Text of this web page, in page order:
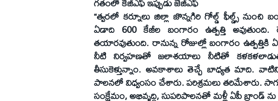
“త్వరలో కర్నూలు జిల్లా జొన్నగిరి గోల్డ్ ఫీల్డ్స్ నుంచి
ఏడాది 600 కేజీల బంగారం ఉత్పత్తి
తయారవుతుంది. రానున్న రోజుల్లో బంగారం
నీటి నిర్వహణతో జలాశయాలు నీటితో
తీసుకెళ్తున్నాం. అవకాశాలు తెచ్చే బాధ్యత మాది.
పాలనలో విధ్వంసం చేశారు. పరిశ్రమలు తరిమేశారు.
సంక్షేమం, అభివృద్ధి, సుపరిపాలనతో మళ్లీ ఏపీ బ్రాండ్ ను